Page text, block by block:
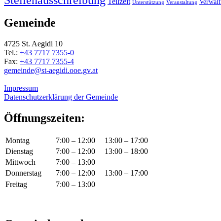
Unterstützung Veranstaltung
Gemeinde
4725 St. Aegidi 10
Tel.: +43 7717 7355-0
Fax: +43 7717 7355-4
gemeinde@st-aegidi.ooe.gv.at
Impressum
Datenschutzerklärung der Gemeinde
Öffnungszeiten:
Montag 7:00 – 12:00
13:00 – 17:00
Dienstag
7:00 – 12:00
13:00 – 18:00
Mittwoch
7:00 – 13:00
Donnerstag
7:00 – 12:00
13:00 – 17:00
Freitag
7:00 – 13:00